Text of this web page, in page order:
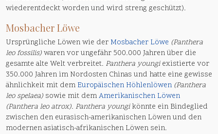
wiederentdeckt worden und wird streng geschützt).
Mosbacher Löwe
Ursprüngliche Löwen wie der Mosbacher Löwe (Panthera
leo fossilis)waren vor ungefähr 500.000 Jahren über die
gesamte alte Welt verbreitet. Panthera youngiexistierte vor
350.000 Jahren im Nordosten Chinas und hatte eine gewisse
ähnlichkeit mit dem Europäischen Höhlenlöwen (Panthera
leo spelaea) sowie mit demAmerikanischen Löwen
(Panthera leo atrox). Panthera youngikönnte ein Bindeglied
zwischen den eurasisch-amerikanischen Löwen und den
modernen asiatisch-afrikanischen Löwen sein.